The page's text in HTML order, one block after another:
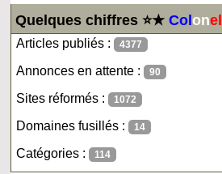
Quelques chiffres ⭐★Colonel
Articles publiés : 4377
Annonces en attente : 90
Sites réformés : 1072
Domaines fusillés : 14
Catégories : 114